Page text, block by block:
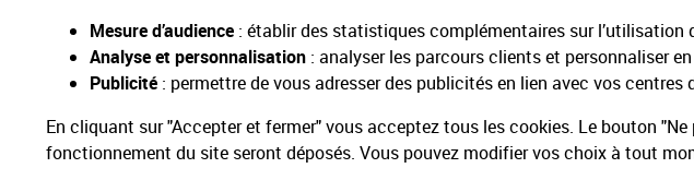
Mesure d’audience : établir des statistiques complémentaires sur l’utilisation
Analyse et personnalisation : analyser les parcours clients et personnaliser
Publicité : permettre de vous adresser des publicités en lien avec vos centres
En cliquant sur "Accepter et fermer" vous acceptez tous les cookies. Le bouton
fonctionnement du site seront déposés. Vous pouvez modifier vos choix à tout
Activer mes Services Plus pour envoyer mon
courrier
ProfessionnelsEntreprises et CollectivitésLa Poste GroupeLa Poste recrute